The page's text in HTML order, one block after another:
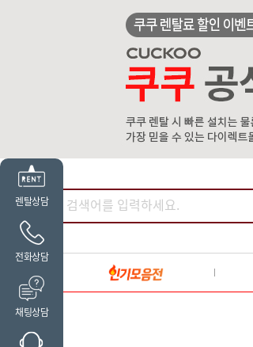
렌탈상담
전화상담
채팅상담